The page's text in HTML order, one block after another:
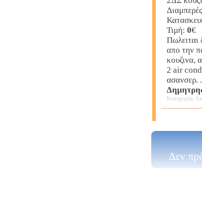
Τιμή: 0€
Πωλειται
απο την
κουζινα,
2 air
ασανσερ.
Κατηγορία:
Δεν